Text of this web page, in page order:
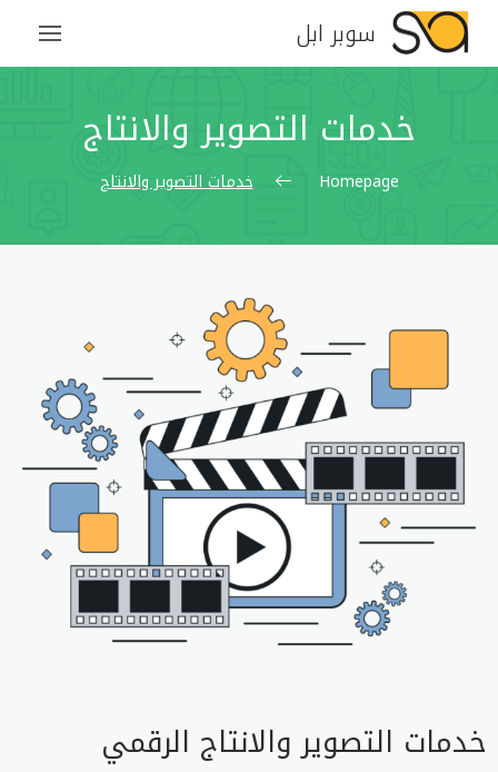
سوبر ابل
خدمات التصوير والانتاج
Homepage خدمات التصوير والانتاج
خدمات التصوير والانتاج الرقمي